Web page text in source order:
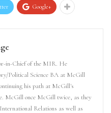
Google+
in-Chief of the MIR. He
Political Science BA at McGill
his path at McGill's
McGill once McGill twice, as they
Relations as well as